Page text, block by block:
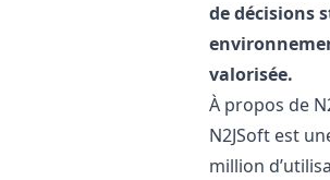
de décisions
valorisée.
À propos de
N2JSoft est
million